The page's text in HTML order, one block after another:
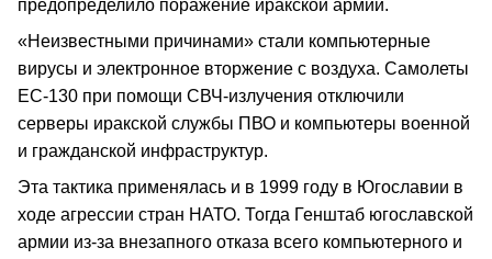
предопределило поражение иракской армии.
«Неизвестными причинами» стали компьютерные
вирусы и электронное вторжение с воздуха. Самолеты
ЕС-130 при помощи СВЧ-излучения отключили
серверы иракской службы ПВО и компьютеры военной
и гражданской инфраструктур.
Эта тактика применялась и в 1999 году в Югославии в
ходе агрессии стран НАТО. Тогда Генштаб югославской
армии из-за внезапного отказа всего компьютерного и